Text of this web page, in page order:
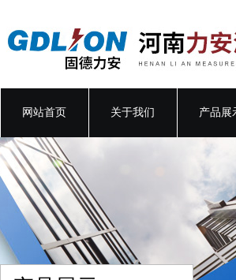
网站首页 关于我们 产品展